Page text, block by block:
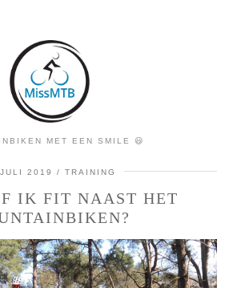
MET EEN SMILE 😃
2019 TRAINING
IK FIT NAAST HET